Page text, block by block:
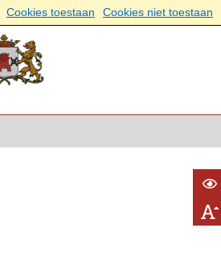
Cookies toestaan Cookies niet toestaan